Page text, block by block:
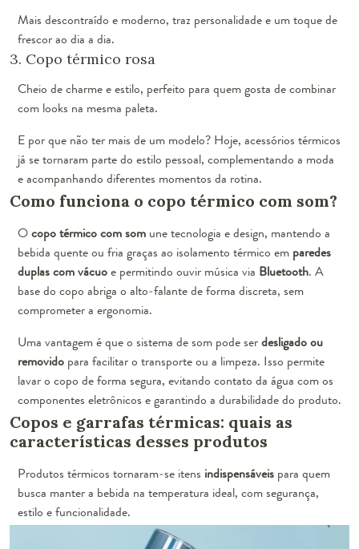
Mais descontraído e moderno, traz personalidade e um toque de
frescor ao dia a dia.
3. Copo térmico rosa
Cheio de charme e estilo, perfeito para quem gosta de combinar
com looks na mesma paleta.
E por que não ter mais de um modelo? Hoje, acessórios térmicos
já se tornaram parte do estilo pessoal, complementando a moda
e acompanhando diferentes momentos da rotina.
Como funciona o copo térmico com som?
Ocopo térmico com som une tecnologia e design, mantendo a
bebida quente ou fria graças ao isolamento térmico em paredes
duplas com vácuoe permitindo ouvir música via Bluetooth. A
base do copo abriga o alto-falante de forma discreta, sem
comprometer a ergonomia.
Uma vantagem é que o sistema de som pode serdesligado ou
removido para facilitar o transporte ou a limpeza. Isso permite
lavar o copo de forma segura, evitando contato da água com os
componentes eletrônicos e garantindo a durabilidade do produto.
Copos e garrafas térmicas: quais as
características desses produtos
Produtos térmicos tornaram-se itens indispensáveis para quem
busca manter a bebida na temperatura ideal, com segurança,
estilo e funcionalidade.